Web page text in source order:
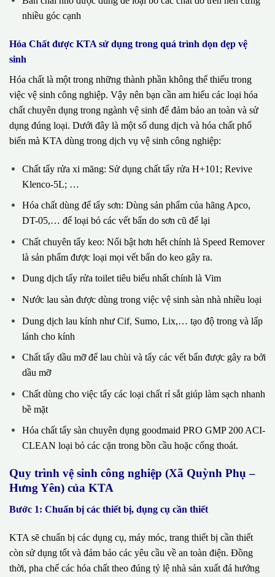
nhiều góc cạnh
Hóa Chất được KTA sử dụng trong quá trình dọn dẹp vệ
sinh
Hóa chất là một trong những thành phần không thể thiếu trong
việc vệ sinh công nghiệp. Vậy nên bạn cần am hiểu các loại hóa
chất chuyên dụng trong ngành vệ sinh để đảm bảo an toàn và sử
dụng đúng loại. Dưới đây là một số dung dịch và hóa chất phổ
biến mà KTA dùng trong dịch vụ vệ sinh công nghiệp:
Chất tẩy rửa xi măng: Sử dụng chất tẩy rửa H+101; Revive
Klenco-5L; …
Hóa chất dùng để tẩy sơn: Dùng sản phẩm của hãng Apco,
DT-05,… để loại bỏ các vết bẩn do sơn cũ để lại
Chất chuyên tẩy keo: Nổi bật hơn hết chính là Speed Remover
là sản phẩm được loại mọi vết bẩn do keo gây ra.
Dung dịch tẩy rửa toilet tiêu biểu nhất chính là Vim
Nước lau sàn được dùng trong việc vệ sinh sàn nhà nhiều loại
Dung dịch lau kính như Cif, Sumo, Lix,… tạo độ trong và lấp
lánh cho kính
Chất tẩy dầu mỡ để lau chùi và tẩy các vết bẩn được gây ra bởi
dầu mỡ
Chất dùng cho việc tẩy các loại chất rỉ sắt giúp làm sạch nhanh
bề mặt
Hóa chất tẩy sàn chuyên dụng goodmaid PRO GMP 200 ACI-
CLEAN loại bỏ các cặn trong bồn cầu hoặc cống thoát.
Quy trình vệ sinh công nghiệp (Xã Quỳnh Phụ –
Hưng Yên) của KTA
Bước 1: Chuẩn bị các thiết bị, dụng cụ cần thiết
KTA sẽ chuẩn bị các dụng cụ, máy móc, trang thiết bị cần thiết
còn sử dụng tốt và đảm bảo các yêu cầu về an toàn điện. Đồng
thời, pha chế các hóa chất theo đúng tỷ lệ nhà sản xuất đá hướng